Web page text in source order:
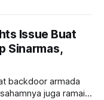
Issue Buat
Sinarmas,
backdoor armada
juga ramai